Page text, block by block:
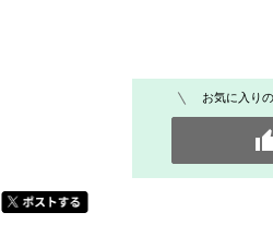
お気に入り